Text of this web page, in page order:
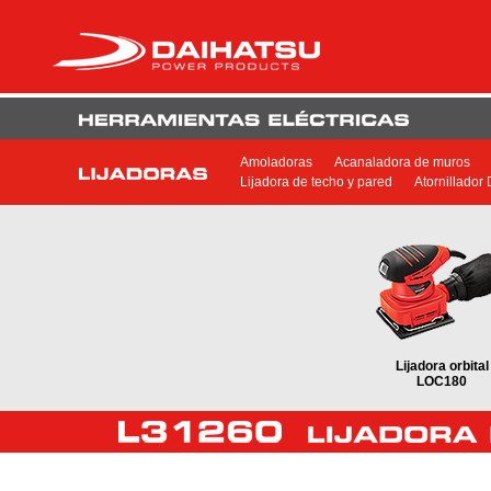
Amoladoras
Acanaladora de muros
Lijadora de techo y pared
Atornillador
Lijadora orbital
LOC180